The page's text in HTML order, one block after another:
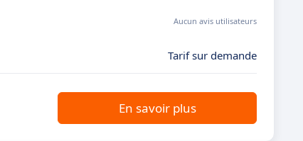
Aucun avis utilisateurs
Tarif sur demande
En savoir plus